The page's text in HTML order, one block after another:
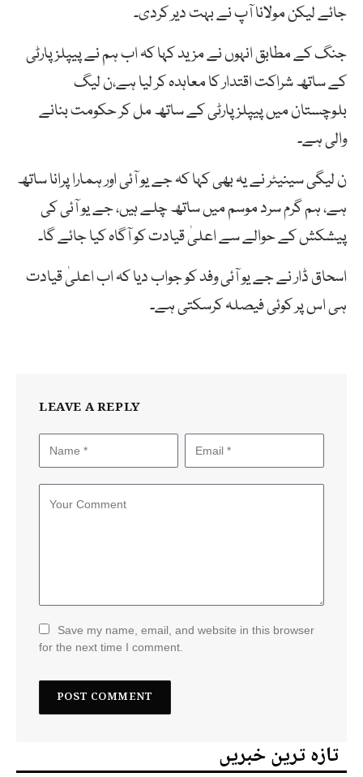
جائے لیکن مولانا آپ نے بہت دیر کردی۔
جنگ کے مطابق انہوں نے مزید کہا کہ اب ہم نے پیپلز پارٹی
کے ساتھ شراکت اقتدار کا معاہدہ کر لیا ہے،ن لیگ
بلوچستان میں پیپلزپارٹی کے ساتھ مل کر حکومت بنانے
والی ہے۔
ن لیگی سینیٹر نے یہ بھی کہا کہ جے یو آئی اور ہمارا پرانا ساتھ
ہے، ہم گرم سرد موسم میں ساتھ چلے ہیں، جے یو آئی کی
پیشکش کے حوالے سے اعلیٰ قیادت کو آگاہ کیا جائے گا۔
اسحاق ڈار نے جے یو آئی وفد کو جواب دیا کہ اب اعلیٰ قیادت
ہی اس پر کوئی فیصلہ کرسکتی ہے۔
LEAVE A REPLY
Save my name, email, and website in this browser
for the next time I comment.
تازہ ترین خبریں